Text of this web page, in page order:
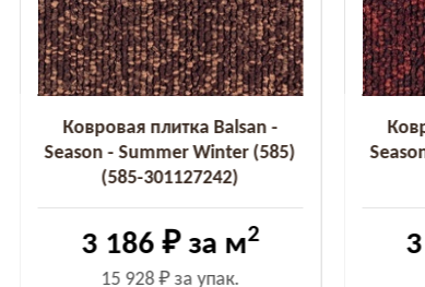
Ковровая плитка Balsan -
Season - Summer Winter (585)
(585-301127242)
3 186 ₽за м2
15 928 ₽за упак.